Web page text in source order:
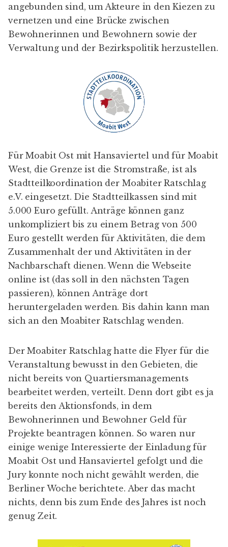
angebunden sind, um Akteure in den Kiezen zu
vernetzen und eine Brücke zwischen
Bewohnerinnen und Bewohnern sowie der
Verwaltung und der Bezirkspolitik herzustellen.
Für Moabit Ost mit Hansaviertel und für Moabit
West, die Grenze ist die Stromstraße, ist als
Stadtteilkoordination der Moabiter Ratschlag
e.V. eingesetzt. Die Stadtteilkassen sind mit
5.000 Euro gefüllt. Anträge können ganz
unkompliziert bis zu einem Betrag von 500
Euro gestellt werden für Aktivitäten, die dem
Zusammenhalt der und Aktivitäten in der
Nachbarschaft dienen. Wenn die Webseite
online ist (das soll in den nächsten Tagen
passieren), können Anträge dort
heruntergeladen werden. Bis dahin kann man
sich an den Moabiter Ratschlag wenden.
Der Moabiter Ratschlag hatte die Flyer für die
Veranstaltung bewusst in den Gebieten, die
nicht bereits von Quartiersmanagements
bearbeitet werden, verteilt. Denn dort gibt es ja
bereits den Aktionsfonds, in dem
Bewohnerinnen und Bewohner Geld für
Projekte beantragen können. So waren nur
einige wenige Interessierte der Einladung für
Moabit Ost und Hansaviertel gefolgt und die
Jury konnte noch nicht gewählt werden, die
Berliner Woche berichtete. Aber das macht
nichts, denn bis zum Ende des Jahres ist noch
genug Zeit.